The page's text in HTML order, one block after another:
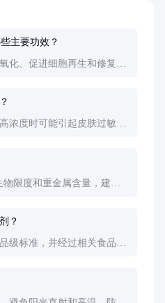
主要功效？
化、促进细胞再生和修复，
浓度时可能引起皮肤过敏，
限度和重金属含量，建议
？
级标准，并经过相关食品安